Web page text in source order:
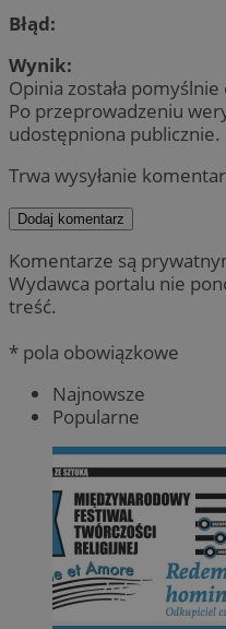
Błąd:
Wynik:
Opinia została pomyślnie
Po przeprowadzeniu
udostępniona publicznie.
Trwa wysyłanie
Dodaj komentarz
Komentarze są
Wydawca portalu nie
treść.
* pola obowiązkowe
Najnowsze
Popularne